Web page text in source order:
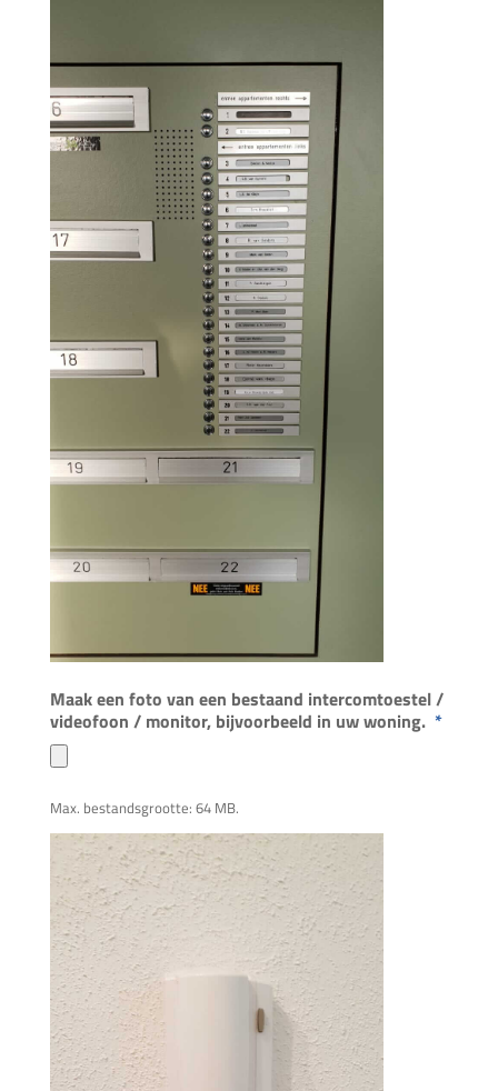
Maak een foto van een bestaand intercomtoestel /
videofoon / monitor, bijvoorbeeld in uw woning. *
Max. bestandsgrootte: 64 MB.